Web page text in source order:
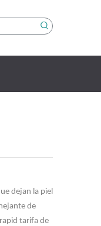
dejan la piel
de
tarifa de